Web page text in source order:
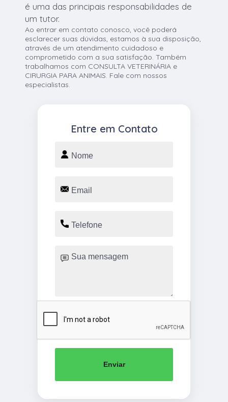
é uma das principais responsabilidades de
um tutor.
Ao entrar em contato conosco, você poderá
esclarecer suas dúvidas, estamos à sua disposição,
através de um atendimento cuidadoso e
comprometido com a sua satisfação. Também
trabalhamos com CONSULTA VETERINÁRIA e
CIRURGIA PARA ANIMAIS. Fale com nossos
especialistas.
Entre em Contato
Enviar